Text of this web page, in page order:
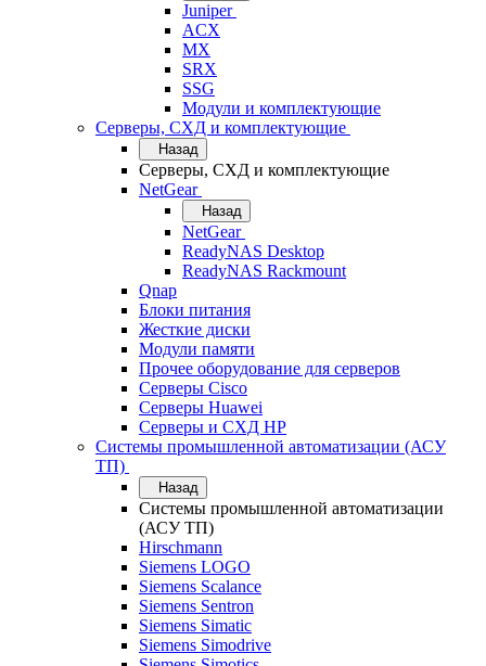
Juniper
ACX
MX
SRX
SSG
Модули и комплектующие
Серверы, СХД и комплектующие
Назад
Серверы, СХД и комплектующие
NetGear
Назад
NetGear
ReadyNAS Desktop
ReadyNAS Rackmount
Qnap
Блоки питания
Жесткие диски
Модули памяти
Прочее оборудование для серверов
Серверы Cisco
Серверы Huawei
Серверы и СХД HP
Системы промышленной автоматизации (АСУ
ТП)
Назад
Системы промышленной автоматизации
(АСУ ТП)
Hirschmann
Siemens LOGO
Siemens Scalance
Siemens Sentron
Siemens Simatic
Siemens Simodrive